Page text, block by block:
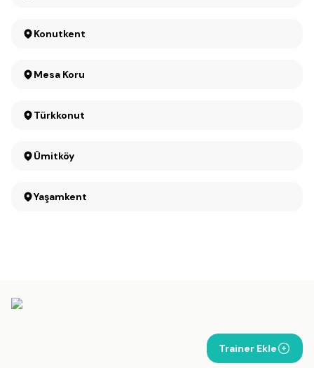
Konutkent
Mesa Koru
Türkkonut
Ümitköy
Yaşamkent
Trainer Ekle